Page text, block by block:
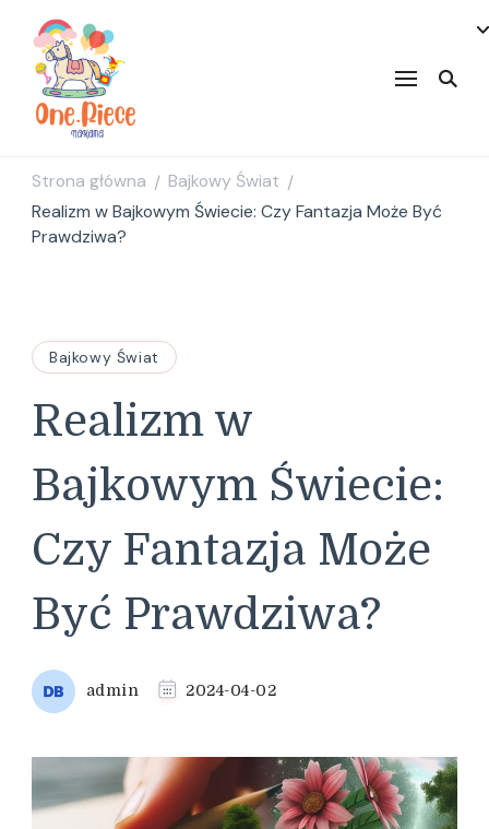
Strona główna / Bajkowy Świat /
Realizm w Bajkowym Świecie: Czy Fantazja Może Być
Prawdziwa?
Bajkowy Świat
Realizm w
Bajkowym Świecie:
Czy Fantazja Może
Być Prawdziwa?
admin 2024-04-02